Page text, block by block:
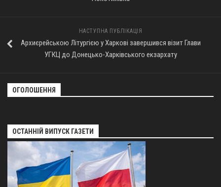
НАСТУПНА ПУБЛІКАЦІЯ
Архиєрейською Літургією у Харкові завершився візит Глави
УГКЦ до Донецько-Харківського екзархату
ОГОЛОШЕННЯ
ОСТАННІЙ ВИПУСК ГАЗЕТИ